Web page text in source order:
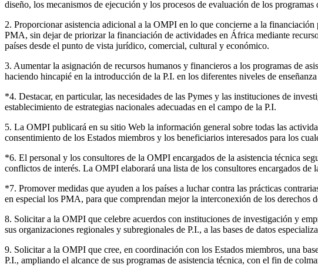
diseño, los mecanismos de ejecución y los procesos de evaluación de los programas
2. Proporcionar asistencia adicional a la OMPI en lo que concierne a la
PMA, sin dejar de priorizar la financiación de actividades en África mediante
países desde el punto de vista jurídico, comercial, cultural y económico.
3. Aumentar la asignación de recursos humanos y financieros a los programas de
haciendo hincapié en la introducción de la P.I. en los diferentes niveles de
*4. Destacar, en particular, las necesidades de las Pymes y las instituciones de
establecimiento de estrategias nacionales adecuadas en el campo de la P.I.
5. La OMPI publicará en su sitio Web la información general sobre todas las
consentimiento de los Estados miembros y los beneficiarios interesados para los
*6. El personal y los consultores de la OMPI encargados de la asistencia técnica
conflictos de interés. La OMPI elaborará una lista de los consultores encargados
*7. Promover medidas que ayuden a los países a luchar contra las prácticas
en especial los PMA, para que comprendan mejor la interconexión de los derechos
8. Solicitar a la OMPI que celebre acuerdos con instituciones de investigación y
sus organizaciones regionales y subregionales de P.I., a las bases de datos
9. Solicitar a la OMPI que cree, en coordinación con los Estados miembros, una
P.I., ampliando el alcance de sus programas de asistencia técnica, con el fin de